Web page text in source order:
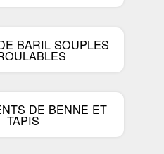
Tiroirs et armoires à pièces
d'avertissement
divers
BARIL SOUPLES
DE BENNE ET
TAPIS